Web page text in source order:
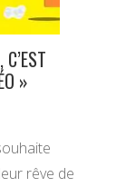
»
rêve de